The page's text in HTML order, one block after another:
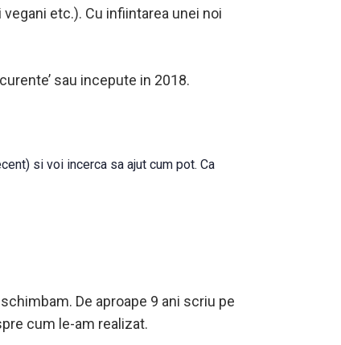
etc.). Cu infiintarea unei noi
sau incepute in 2018.
si voi incerca sa ajut cum pot. Ca
De aproape 9 ani scriu pe
cum le-am realizat.